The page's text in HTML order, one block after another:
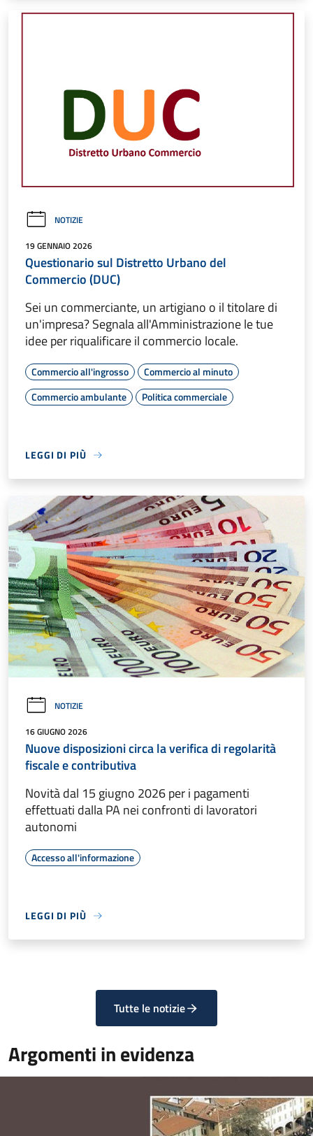
NOTIZIE
19 GENNAIO 2026
Questionario sul Distretto Urbano del
Commercio (DUC)
Sei un commerciante, un artigiano o il titolare di
un'impresa? Segnala all'Amministrazione le tue
idee per riqualificare il commercio locale.
Commercio all'ingrosso
Commercio al minuto
Commercio ambulante
Politica commerciale
LEGGI DI PIÙ
NOTIZIE
16 GIUGNO 2026
Nuove disposizioni circa la verifica di regolarità
fiscale e contributiva
Novità dal 15 giugno 2026 per i pagamenti
effettuati dalla PA nei confronti di lavoratori
autonomi
Accesso all'informazione
LEGGI DI PIÙ
Tutte le notizie
Argomenti in evidenza